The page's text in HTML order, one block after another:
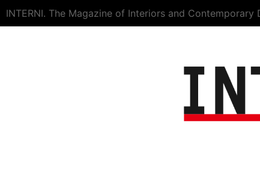
INTERNI. The Magazine of Interiors and Contemporary